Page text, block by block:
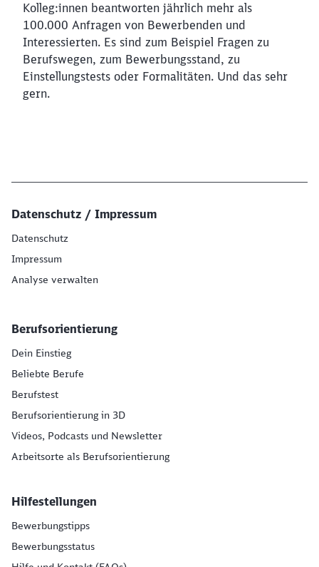
Kolleg:innen beantworten jährlich mehr als
100.000 Anfragen von Bewerbenden und
Interessierten. Es sind zum Beispiel Fragen zu
Berufswegen, zum Bewerbungsstand, zu
Einstellungstests oder Formalitäten. Und das sehr
gern.
Datenschutz / Impressum
Datenschutz
Impressum
Analyse verwalten
Berufsorientierung
Dein Einstieg
Beliebte Berufe
Berufstest
Berufsorientierung in 3D
Videos, Podcasts und Newsletter
Arbeitsorte als Berufsorientierung
Hilfestellungen
Bewerbungstipps
Bewerbungsstatus